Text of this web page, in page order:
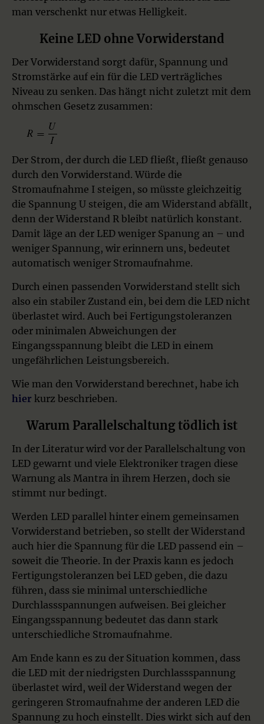
man verschenkt nur etwas Helligkeit.
Keine LED ohne Vorwiderstand
Der Vorwiderstand sorgt dafür, Spannung und
Stromstärke auf ein für die LED verträgliches
Niveau zu senken. Das hängt nicht zuletzt mit dem
ohmschen Gesetz zusammen:
Der Strom, der durch die LED fließt, fließt genauso
durch den Vorwiderstand. Würde die
Stromaufnahme I steigen, so müsste gleichzeitig
die Spannung U steigen, die am Widerstand abfällt,
denn der Widerstand R bleibt natürlich konstant.
Damit läge an der LED weniger Spanung an – und
weniger Spannung, wir erinnern uns, bedeutet
automatisch weniger Stromaufnahme.
Durch einen passenden Vorwiderstand stellt sich
also ein stabiler Zustand ein, bei dem die LED nicht
überlastet wird. Auch bei Fertigungstoleranzen
oder minimalen Abweichungen der
Eingangsspannung bleibt die LED in einem
ungefährlichen Leistungsbereich.
Wie man den Vorwiderstand berechnet, habe ich
hier kurz beschrieben.
Warum Parallelschaltung tödlich ist
In der Literatur wird vor der Parallelschaltung von
LED gewarnt und viele Elektroniker tragen diese
Warnung als Mantra in ihrem Herzen, doch sie
stimmt nur bedingt.
Werden LED parallel hinter einem gemeinsamen
Vorwiderstand betrieben, so stellt der Widerstand
auch hier die Spannung für die LED passend ein –
soweit die Theorie. In der Praxis kann es jedoch
Fertigungstoleranzen bei LED geben, die dazu
führen, dass sie minimal unterschiedliche
Durchlassspannungen aufweisen. Bei gleicher
Eingangsspannung bedeutet das dann stark
unterschiedliche Stromaufnahme.
Am Ende kann es zu der Situation kommen, dass
die LED mit der niedrigsten Durchlassspannung
überlastet wird, weil der Widerstand wegen der
geringeren Stromaufnahme der anderen LED die
Spannung zu hoch einstellt. Dies wirkt sich auf den